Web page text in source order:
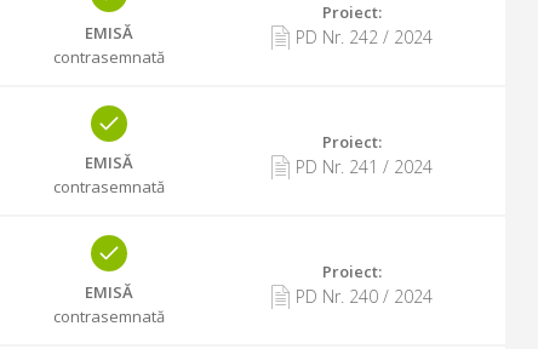
EMISĂ
contrasemnată
Proiect:
PD Nr. 242/ 2024
EMISĂ
contrasemnată
Proiect:
PD Nr. 241 / 2024
EMISĂ
contrasemnată
Proiect:
PD Nr. 240/ 2024